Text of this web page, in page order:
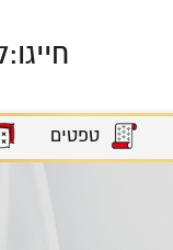
חייגו:
טפטים